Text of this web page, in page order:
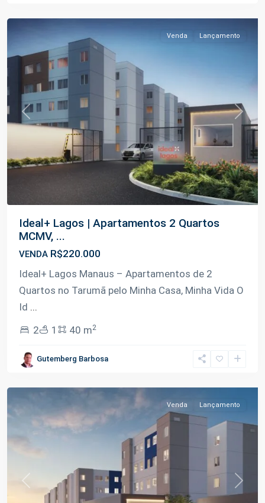
Previous Next
Venda Lançamento
Ideal+ Lagos | Apartamentos 2 Quartos
MCMV, ...
VENDA R$220.000
Ideal+ Lagos Manaus – Apartamentos de 2
Quartos no Tarumã pelo Minha Casa, Minha Vida O
Id ...
2
1 40 m2
Gutemberg Barbosa
Açu ,
Previous Next
Venda Lançamento